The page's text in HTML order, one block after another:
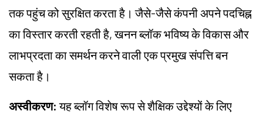
तक पहुंच को सुरक्षित करता है। जैसे-जैसे कंपनी अपने पदचिह्न
का विस्तार करती रहती है, खनन ब्लॉक भविष्य के विकास और
लाभप्रदता का समर्थन करने वाली एक प्रमुख संपत्ति बन
सकता है।
अस्वीकरण: यह ब्लॉग विशेष रूप से शैक्षिक उद्देश्यों के लिए